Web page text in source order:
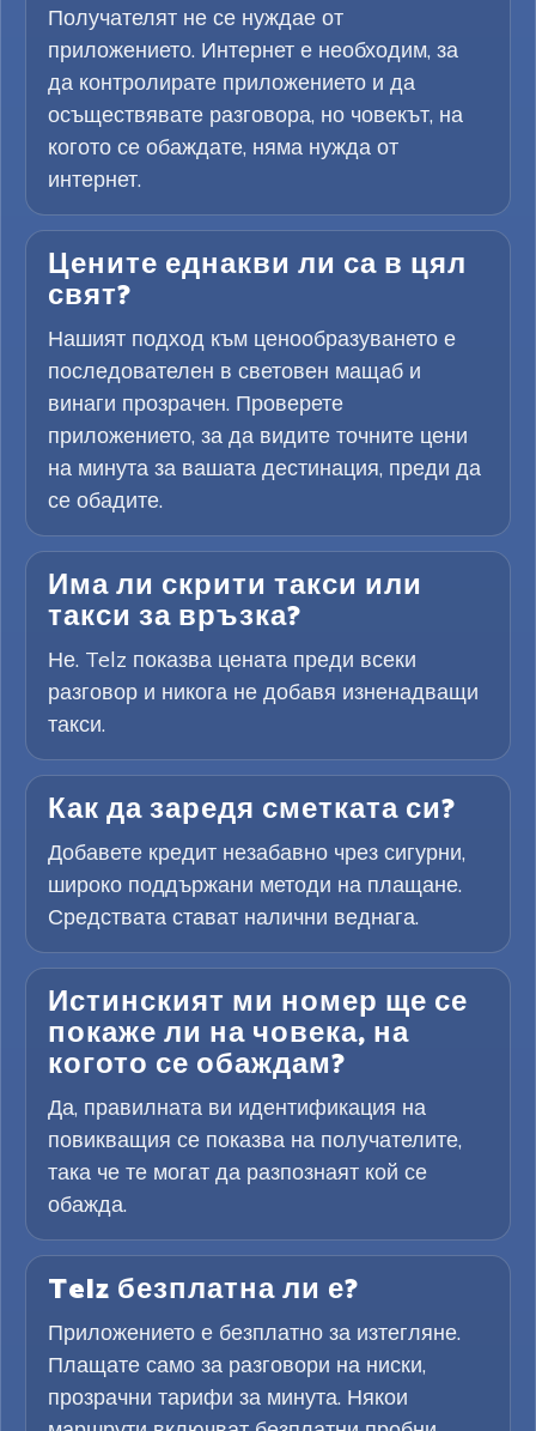
Получателят не се нуждае от
приложението. Интернет е необходим, за
да контролирате приложението и да
осъществявате разговора, но човекът, на
когото се обаждате, няма нужда от
интернет.
Цените еднакви ли са в цял
свят?
Нашият подход към ценообразуването е
последователен в световен мащаб и
винаги прозрачен. Проверете
приложението, за да видите точните цени
на минута за вашата дестинация, преди да
се обадите.
Има ли скрити такси или
такси за връзка?
Не. Telz показва цената преди всеки
разговор и никога не добавя изненадващи
такси.
Как да заредя сметката си?
Добавете кредит незабавно чрез сигурни,
широко поддържани методи на плащане.
Средствата стават налични веднага.
Истинският ми номер ще се
покаже ли на човека, на
когото се обаждам?
Да, правилната ви идентификация на
повикващия се показва на получателите,
така че те могат да разпознаят кой се
обажда.
Telz безплатна ли е?
Приложението е безплатно за изтегляне.
Плащате само за разговори на ниски,
прозрачни тарифи за минута. Някои